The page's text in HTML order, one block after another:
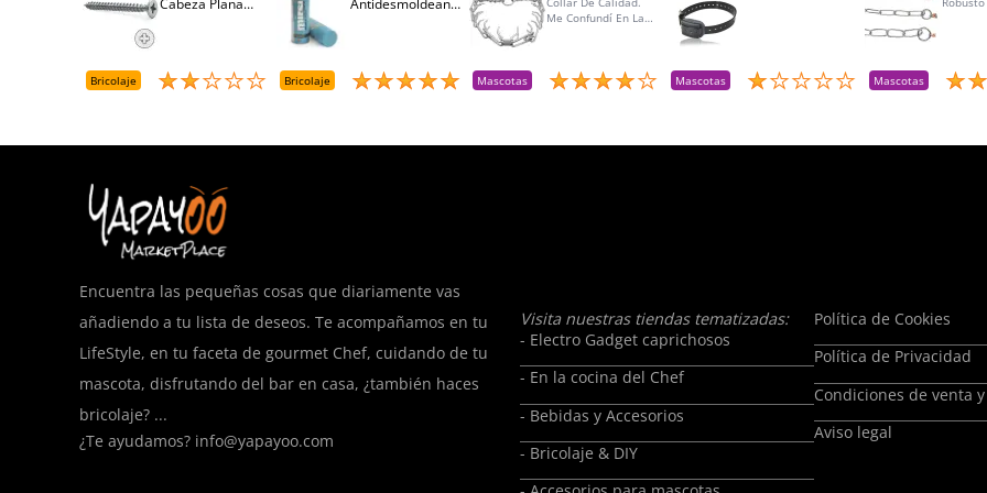
Bricolaje Bricolaje
Me Confundí En La
Devolución Y Lo
Reemplacé Por La
Mascotas Mascotas Mascotas
Encuentra las pequeñas cosas que diariamente vas
añadiendo a tu lista de deseos. Te acompañamos en tu
LifeStyle, en tu faceta de gourmet Chef, cuidando de tu
mascota, disfrutando del bar en casa, ¿también haces
bricolaje? ...
¿Te ayudamos? info@yapayoo.com
Visita nuestras tiendas tematizadas:
- Electro Gadget caprichosos
- En la cocina del Chef
- Bebidas y Accesorios
- Bricolaje & DIY
Política de Cookies
Política de Privacidad
Condiciones de venta
Aviso legal